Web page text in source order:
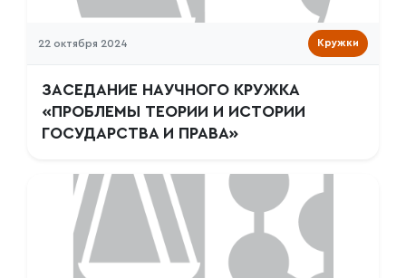
22 октября 2024 Кружки
ЗАСЕДАНИЕ НАУЧНОГО КРУЖКА
«ПРОБЛЕМЫ ТЕОРИИ И ИСТОРИИ
ГОСУДАРСТВА И ПРАВА»